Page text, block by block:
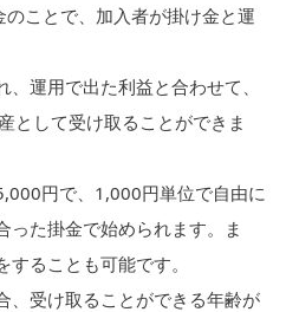
ことで、加入者が掛け金と運
運用で出た利益と合わせて、
として受け取ることができま
円で、1,000円単位で自由に
った掛金で始められます。ま
ることも可能です。
、受け取ることができる年齢が